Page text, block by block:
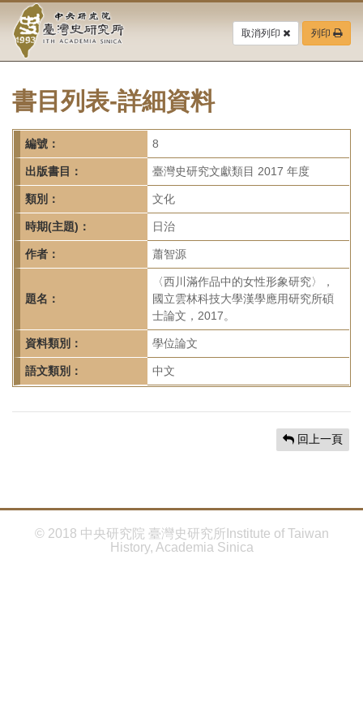
要
中
央
研
究
院-
臺
灣
史
研
究
所-
首
頁
取消列印 列印
書目列表-詳細資料
編號： 8
出版書目： 臺灣史研究文獻類目 2017 年度
類別： 文化
時期(主題)： 日治
作者： 蕭智源
題名：
〈西川滿作品中的女性形象研究〉，
國立雲林科技大學漢學應用研究所碩
士論文，2017。
資料類別： 學位論文
語文類別： 中文
回上一頁
© 2018 中央研究院 臺灣史研究所Institute of Taiwan
History, Academia Sinica